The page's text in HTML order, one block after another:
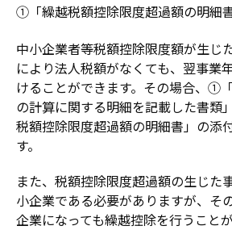
①「繰越税額控除限度超過額の明細
中小企業者等税額控除限度額が生じ
により法人税額がなくても、翌事業
けることができます。その場合、①
の計算に関する明細を記載した書
税額控除限度超過額の明細書」の添
す。
また、税額控除限度超過額の生じた
小企業である必要がありますが、そ
企業になっても繰越控除を行うことが